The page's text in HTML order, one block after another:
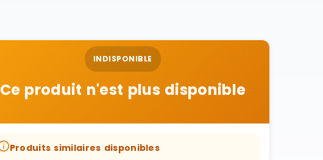
INDISPONIBLE
Ce produit n'est plus disponible
Produits similaires disponibles